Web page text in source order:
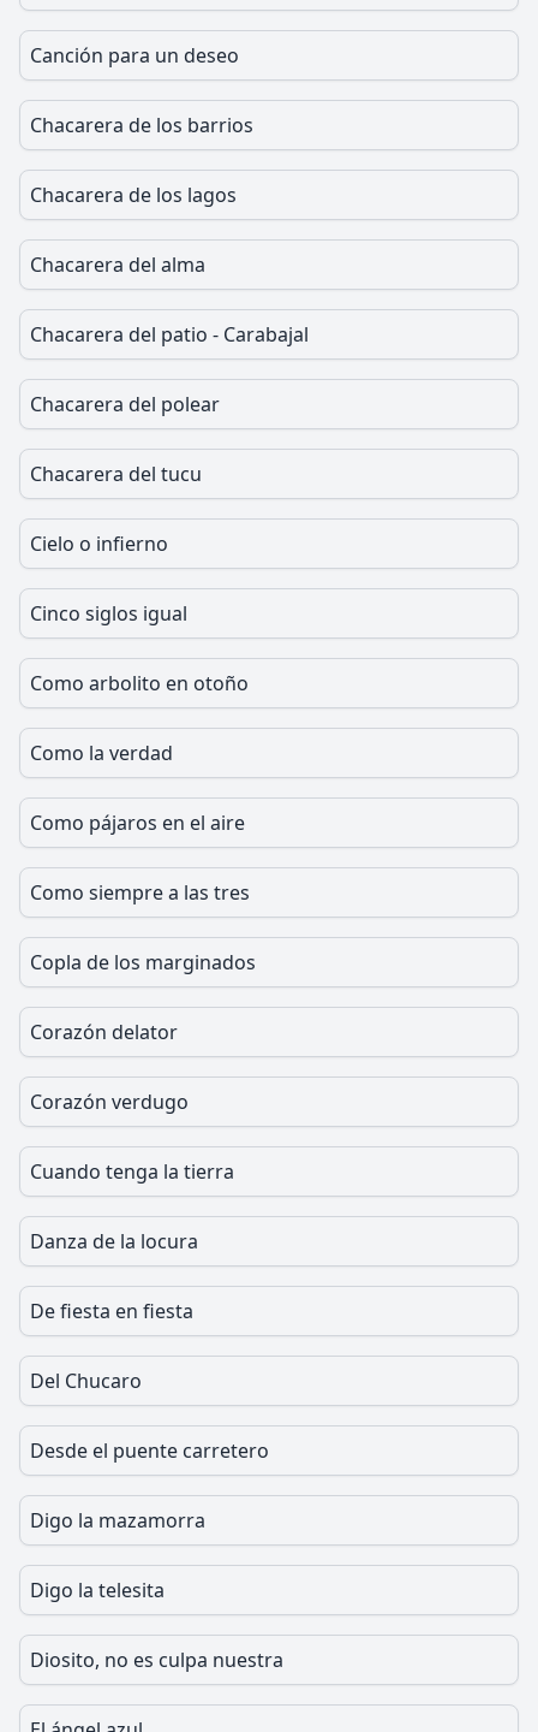
Canción para un deseo
Chacarera de los barrios
Chacarera de los lagos
Chacarera del alma
Chacarera del patio - Carabajal
Chacarera del polear
Chacarera del tucu
Cielo o infierno
Cinco siglos igual
Como arbolito en otoño
Como la verdad
Como pájaros en el aire
Como siempre a las tres
Copla de los marginados
Corazón delator
Corazón verdugo
Cuando tenga la tierra
Danza de la locura
De fiesta en fiesta
Del Chucaro
Desde el puente carretero
Digo la mazamorra
Digo la telesita
Diosito, no es culpa nuestra